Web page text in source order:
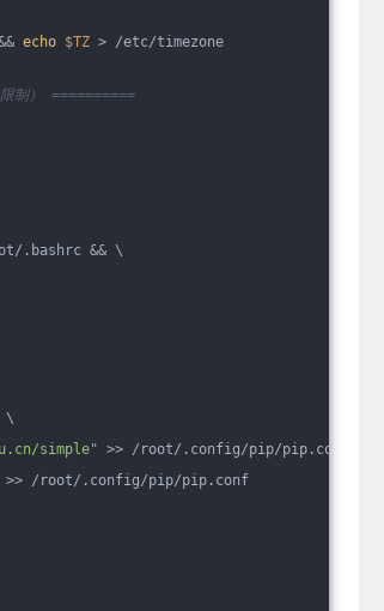
echo $TZ > /etc/timezone
制） ==========
.bashrc && \
\
simple" >> /root/.config/pip/pip.conf && \
>> /root/.config/pip/pip.conf